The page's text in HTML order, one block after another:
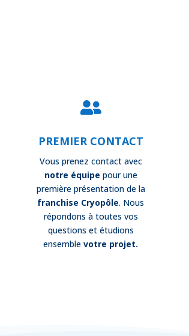

PREMIER CONTACT
Vous prenez contact avec
notre équipe pour une
première présentation de la
franchise Cryopôle. Nous
répondons à toutes vos
questions et étudions
ensemblevotre projet.